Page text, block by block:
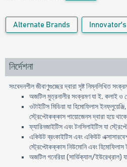
Alternate Brands
নির্দেশনা
সংবেদনশীল জীবাণুগুচ্ছের দ্বারা সৃষ্ট নিম্নলিখিত
অজটিল মুত্রনালীর সংক্রমণ যা ই. কলাই ও
ওটাইটিস মিডিয়া যা হিমোফিলাস
স্ট্রেপ্টোকক্কাস পায়োজেনস দ্বারা হয়ে
ফ্যারিনজাইটিস এবং টনসিলাইটিস যা
একিউট ব্রংকাইটিস এবং একিউট
স্ট্রেপ্টোকক্কাস নিউমোনি এবং হিমোফিলাস
অজটিল গনেরিয়া (সার্ভিক্যাল/ইউরেথ্রাল)